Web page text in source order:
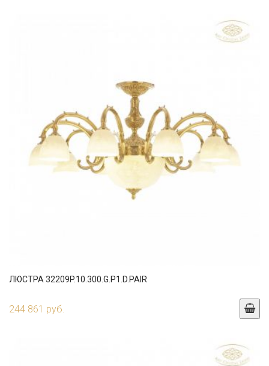
ЛЮСТРА 32209P.10.300.G.P1.D.PAIR
244 861 руб.